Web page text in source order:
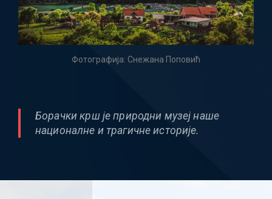
Фотографија: Снежана Поповић
Борачки крш је природни музеј наше
националне и трагичне историје.